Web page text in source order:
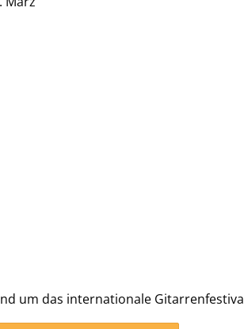
um das internationale